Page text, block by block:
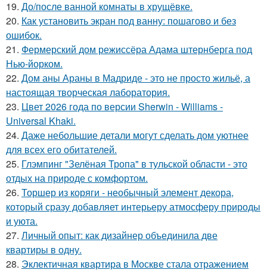
19. До/после ванной комнаты в хрущёвке.
20. Как установить экран под ванну: пошагово и без
ошибок.
21. Фермерский дом режиссёра Адама штернберга под
Нью-йорком.
22. Дом аны Араны в Мадриде - это не просто жильё, а
настоящая творческая лаборатория.
23. Цвет 2026 года по версии Sherwin - Williams -
Universal Khaki.
24. Даже небольшие детали могут сделать дом уютнее
для всех его обитателей.
25. Глэмпинг "Зелёная Тропа" в тульской области - это
отдых на природе с комфортом.
26. Торшер из коряги - необычный элемент декора,
который сразу добавляет интерьеру атмосферу природы
и уюта.
27. Личный опыт: как дизайнер объединила две
квартиры в одну.
28. Эклектичная квартира в Москве стала отражением